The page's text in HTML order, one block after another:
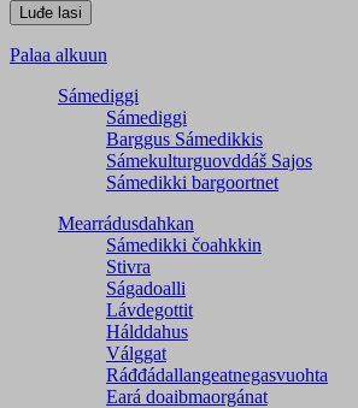
Palaa alkuun
Sámediggi
Sámediggi
Barggus Sámedikkis
Sámekulturguovddáš Sajos
Sámedikki bargoortnet
Mearrádusdahkan
Sámedikki čoahkkin
Stivra
Ságadoalli
Lávdegottit
Hálddahus
Válggat
Ráđđádallangeatnegas­vuohta
Eará doaibmaorgánat